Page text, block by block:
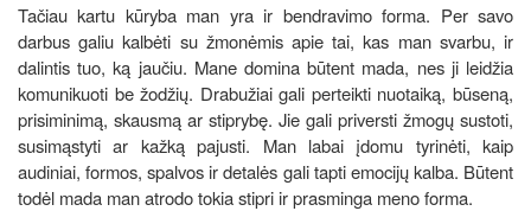
Tačiau kartu kūryba man yra ir bendravimo forma. Per savo
darbus galiu kalbėti su žmonėmis apie tai, kas man svarbu, ir
dalintis tuo, ką jaučiu. Mane domina būtent mada, nes ji leidžia
komunikuoti be žodžių. Drabužiai gali perteikti nuotaiką, būseną,
prisiminimą, skausmą ar stiprybę. Jie gali priversti žmogų sustoti,
susimąstyti ar kažką pajusti. Man labai įdomu tyrinėti, kaip
audiniai, formos, spalvos ir detalės gali tapti emocijų kalba. Būtent
todėl mada man atrodo tokia stipri ir prasminga meno forma.